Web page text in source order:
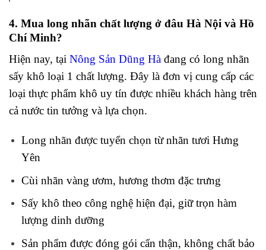
4. Mua long nhãn chất lượng ở đâu Hà Nội và Hồ
Chí Minh?
Hiện nay, tại Nông Sản Dũng Hà đang có long nhãn
sấy khô loại 1 chất lượng. Đây là đơn vị cung cấp các
loại thực phẩm khô uy tín được nhiều khách hàng trên
cả nước tin tưởng và lựa chọn.
Long nhãn được tuyển chọn từ nhãn tươi Hưng
Yên
Cùi nhãn vàng ươm, hương thơm đặc trưng
Sấy khô theo công nghệ hiện đại, giữ trọn hàm
lượng dinh dưỡng
Sản phẩm được đóng gói cẩn thận, không chất bảo